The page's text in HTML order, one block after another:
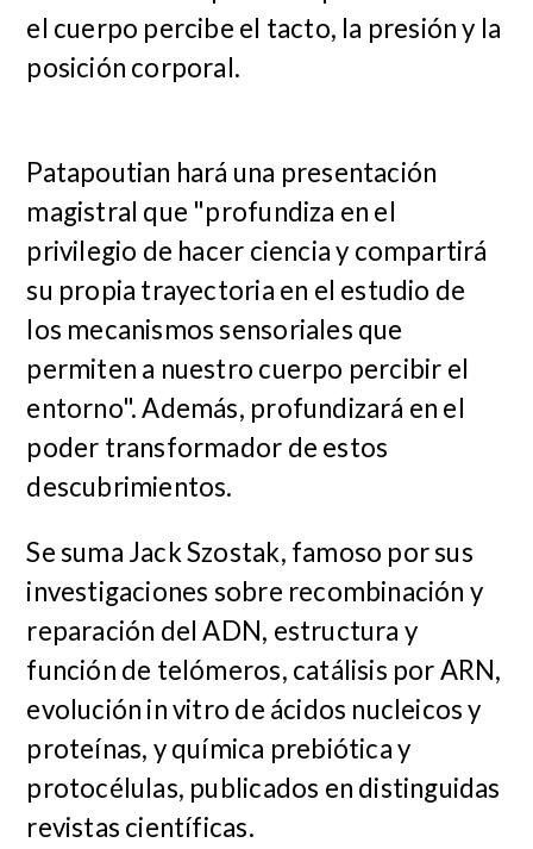
el cuerpo percibe el tacto, la presión y la
posición corporal.
Patapoutian hará una presentación
magistral que "profundiza en el
privilegio de hacer ciencia y compartirá
su propia trayectoria en el estudio de
los mecanismos sensoriales que
permiten a nuestro cuerpo percibir el
entorno". Además, profundizará en el
poder transformador de estos
descubrimientos.
Se suma Jack Szostak, famoso por sus
investigaciones sobre recombinación y
reparación del ADN, estructura y
función de telómeros, catálisis por ARN,
evolución in vitro de ácidos nucleicos y
proteínas, y química prebiótica y
protocélulas, publicados en distinguidas
revistas científicas.